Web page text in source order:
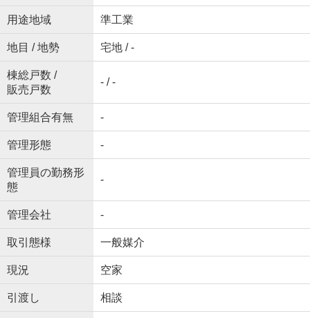
用途地域 準工業
地目 / 地勢 宅地 / -
棟総戸数 /
販売戸数
- / -
管理組合有無 -
管理形態 -
管理員の勤務形
態
-
管理会社 -
取引態様 一般媒介
現況 空家
引渡し 相談